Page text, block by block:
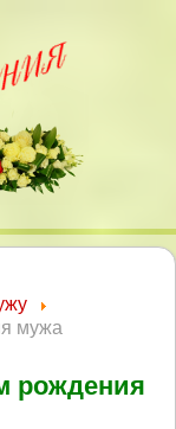
мужа
рождения